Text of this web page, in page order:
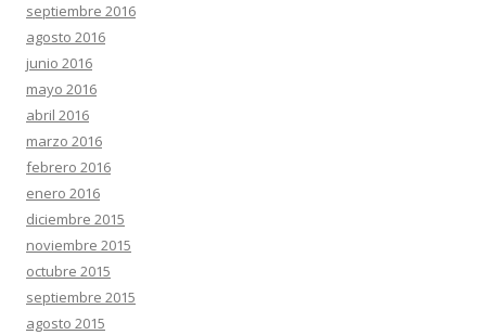
septiembre 2016
agosto 2016
junio 2016
mayo 2016
abril 2016
marzo 2016
febrero 2016
enero 2016
diciembre 2015
noviembre 2015
octubre 2015
septiembre 2015
agosto 2015